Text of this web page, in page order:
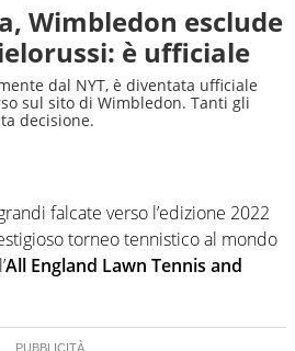
Wimbledon esclude
è ufficiale
dal NYT, è diventata ufficiale
sul sito di Wimbledon. Tanti gli
decisione.
falcate verso l’edizione 2022
torneo tennistico al mondo
All England Lawn Tennis and